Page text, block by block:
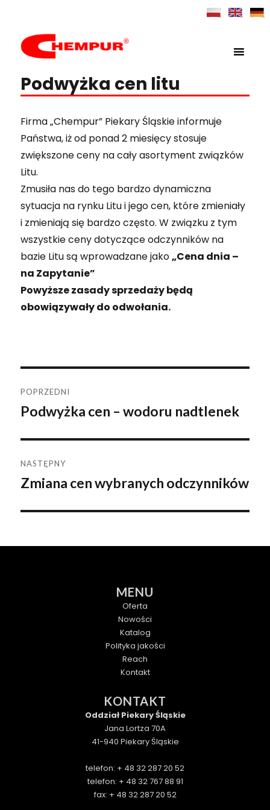
Chempur
Podwyżka cen litu
Firma „Chempur” Piekary Śląskie informuje
Państwa, iż od ponad 2 miesięcy stosuje
zwiększone ceny na cały asortyment związków
Litu.
Zmusiła nas do tego bardzo dynamiczna
sytuacja na rynku Litu i jego cen, które zmieniały
i zmieniają się bardzo często. W związku z tym
wszystkie ceny dotyczące odczynników na
bazie Litu są wprowadzane jako„Cena dnia –
na Zapytanie”
Powyższe zasady sprzedaży będą
obowiązywały do odwołania.
Nawigacja
wpisu
POPRZEDNI
Poprzedni
Podwyżka cen – wodoru nadtlenek
NASTĘPNY
Następny
Zmiana cen wybranych odczynników
MENU
Oferta
Nowości
Katalog
Polityka jakości
Reach
Kontakt
KONTAKT
Oddział Piekary Śląskie
Jana Lortza 70A
41-940 Piekary Śląskie
telefon: + 48 32 287 20 52
telefon: + 48 32 767 88 91
fax: + 48 32 287 20 52